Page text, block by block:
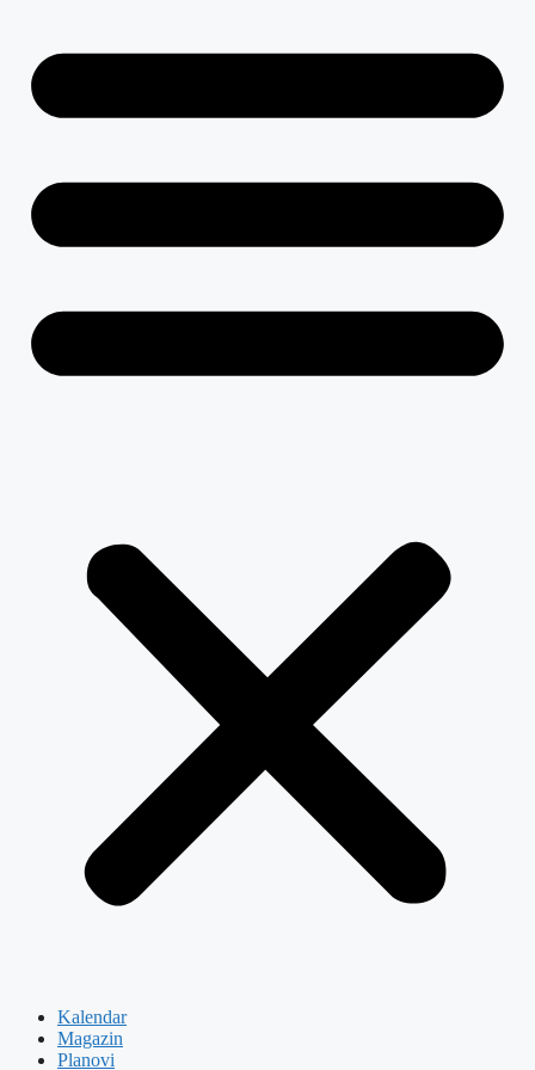
Kalendar
Magazin
Planovi